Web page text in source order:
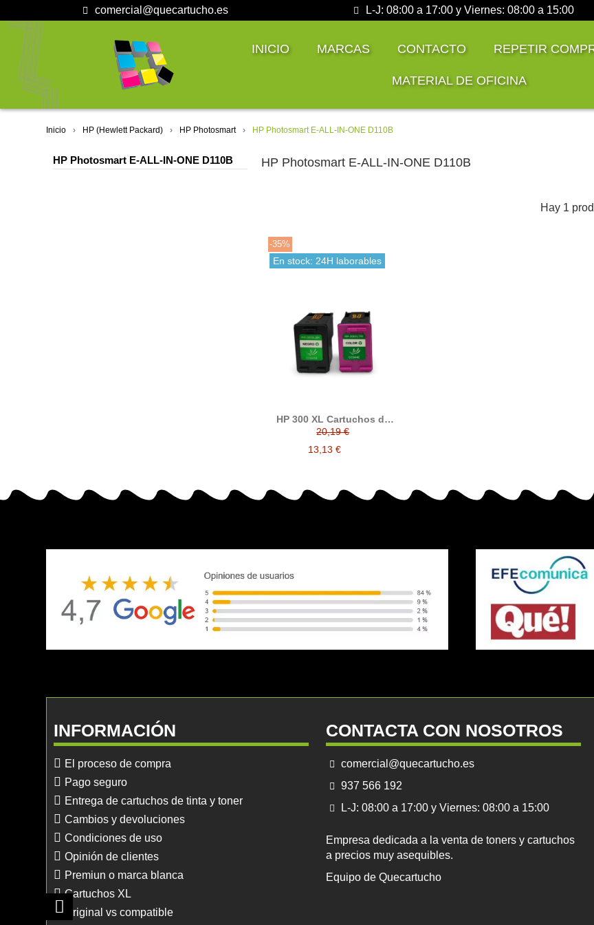
comercial@quecartucho.es L-J: 08:00 a 17:00 y Viernes: 08:00 a 15:00
INICIO MARCAS CONTACTO REPETIR
MATERIAL DE OFICINA
Inicio HP (Hewlett Packard) HP Photosmart HP Photosmart E-ALL-IN-ONE D110B
HP Photosmart E-ALL-IN-ONE D110B HP Photosmart E-ALL-IN-ONE D110B
Hay 1
-35%
En stock: 24H laborables
HP 300 XL Cartuchos de
tinta compatible
20,19 €
13,13 €
INFORMACIÓN
El proceso de compra
Pago seguro
Entrega de cartuchos de tinta y toner
Cambios y devoluciones
Condiciones de uso
Opinión de clientes
Premiun o marca blanca
Cartuchos XL
Original vs compatible
CONTACTA CON NOSOTROS
comercial@quecartucho.es
937 566 192
L-J: 08:00 a 17:00 y Viernes: 08:00 a 15:00
Empresa dedicada a la venta de toners y cartuchos
a precios muy asequibles.
Equipo de Quecartucho